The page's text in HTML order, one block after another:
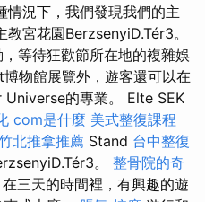
情況下，我們發現我們的主
宮花園BerzsenyiD.Tér3。
等待狂歡節所在地的複雜娛
物館展覽外，遊客還可以在
的專業。 Elte SEK
com是什麼 美式整復課程
北推拿推薦 Stand 台中整復
。 整骨院的奇
在三天的時間裡，有興趣的遊